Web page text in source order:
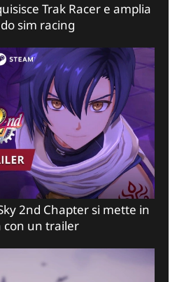
Trak Racer e amplia
sim racing
2nd Chapter si mette in
con un trailer